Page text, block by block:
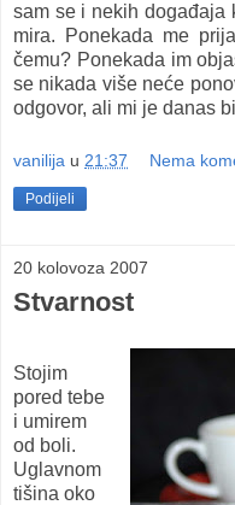
sam se i nekih događaja
mira. Ponekada me
čemu? Ponekada im
se nikada više neće
odgovor, ali mi je danas
vanilija u 21:37 Nema
Podijeli
20 kolovoza 2007
Stvarnost
Stojim
pored tebe
i umirem
od boli.
Uglavnom
tišina oko